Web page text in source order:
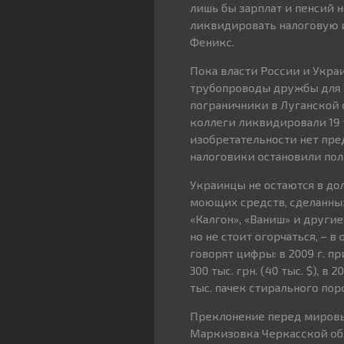
лишь бы зарплат и пенсий
ликвидировать налоговую
Феникс.
Пока власти России и
трубопроводы дружбы для
пограничники в Луганской
коллеги ликвидировали
изобретательности нет
налоговики остановили
Украинцы не остаются в
моющих средств,
«Калгон», «Ваниш» и
но не стоит огорчаться, –
говорят цифры: в 2009 г.
300 тыс. грн. (40 тыс. $), в
тыс. пачек стирального
Преклонение перед
Маркизовка Черкасской